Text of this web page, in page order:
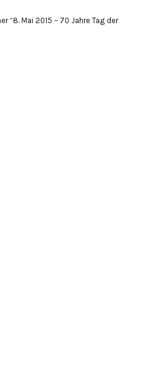
“8. Mai 2015 – 70 Jahre Tag der